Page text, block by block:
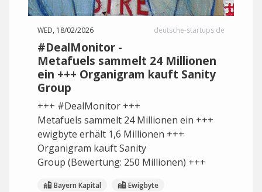
WED, 18/02/2026 deutsche-startups.de
#DealMonitor -
Metafuels sammelt 24 Millionen
ein +++ Organigram kauft Sanity
Group
+++ #DealMonitor +++
Metafuels sammelt 24 Millionen ein +++
ewigbyte erhält 1,6 Millionen +++
Organigram kauft Sanity
Group (Bewertung: 250 Millionen) +++
Bayern Kapital
Ewigbyte